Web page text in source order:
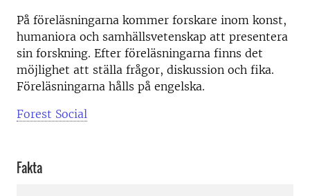
På föreläsningarna kommer forskare inom konst,
humaniora och samhällsvetenskap att presentera
sin forskning. Efter föreläsningarna finns det
möjlighet att ställa frågor, diskussion och fika.
Föreläsningarna hålls på engelska.
Forest Social
Fakta